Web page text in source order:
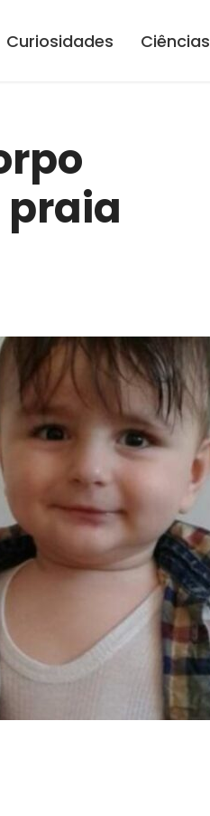
Curiosidades Ciências
praia